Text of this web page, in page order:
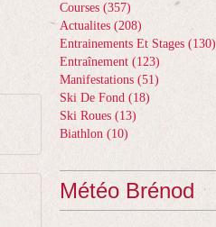
Courses (357)
Actualites (208)
Entrainements Et Stages (130)
Entraînement (123)
Manifestations (51)
Ski De Fond (18)
Ski Roues (13)
Biathlon (10)
Météo Brénod